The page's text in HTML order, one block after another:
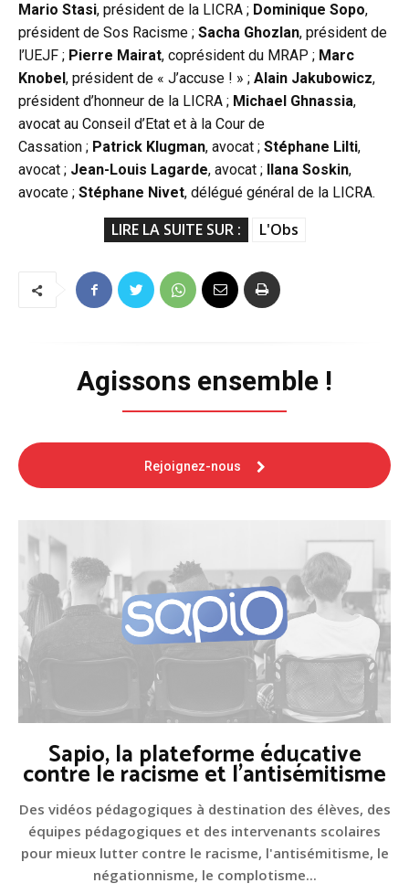
Mario Stasi, président de la LICRA ; Dominique Sopo,
président de Sos Racisme ; Sacha Ghozlan, président de
l’UEJF ; Pierre Mairat, coprésident du MRAP ; Marc
Knobel , président de « J’accuse ! » ; Alain Jakubowicz,
président d’honneur de la LICRA ; Michael Ghnassia,
avocat au Conseil d’Etat et à la Cour de
Cassation ; Patrick Klugman, avocat ; Stéphane Lilti,
avocat ; Jean-Louis Lagarde, avocat ; Ilana Soskin,
avocate ; Stéphane Nivet, délégué général de la LICRA.
LIRE LA SUITE SUR : L'Obs
Agissons ensemble !
Rejoignez-nous
Sapio, la plateforme éducative
contre le racisme et l'antisémitisme
Des vidéos pédagogiques à destination des élèves, des
équipes pédagogiques et des intervenants scolaires
pour mieux lutter contre le racisme, l'antisémitisme, le
négationnisme, le complotisme...